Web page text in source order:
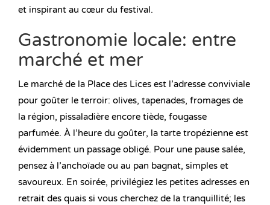
et inspirant au cœur du festival.
Gastronomie locale: entre
marché et mer
Le marché de la Place des Lices est l’adresse conviviale
pour goûter le terroir: olives, tapenades, fromages de
la région, pissaladière encore tiède, fougasse
parfumée. À l’heure du goûter, la tarte tropézienne est
évidemment un passage obligé. Pour une pause salée,
pensez à l’anchoïade ou au pan bagnat, simples et
savoureux. En soirée, privilégiez les petites adresses en
retrait des quais si vous cherchez de la tranquillité; les